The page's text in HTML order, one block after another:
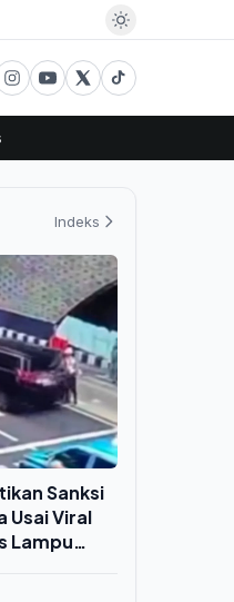
Indeks
Sanksi
Usai Viral
Lampu